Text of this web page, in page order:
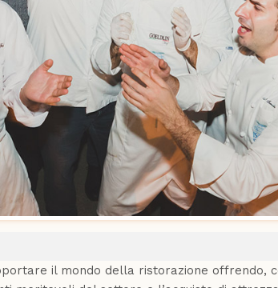
il mondo della ristorazione offrendo,